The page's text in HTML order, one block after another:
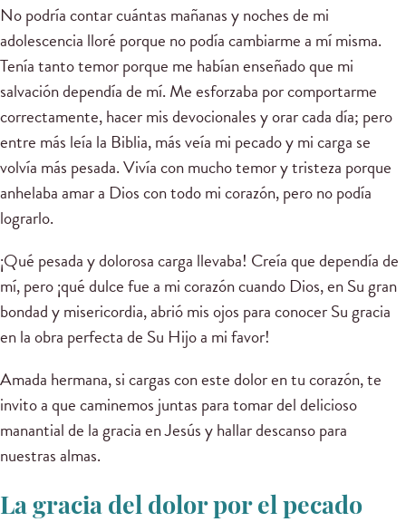
No podría contar cuántas mañanas y noches de mi
adolescencia lloré porque no podía cambiarme a mí misma.
Tenía tanto temor porque me habían enseñado que mi
salvación dependía de mí. Me esforzaba por comportarme
correctamente, hacer mis devocionales y orar cada día; pero
entre más leía la Biblia, más veía mi pecado y mi carga se
volvía más pesada. Vivía con mucho temor y tristeza porque
anhelaba amar a Dios con todo mi corazón, pero no podía
lograrlo.
¡Qué pesada y dolorosa carga llevaba! Creía que dependía de
mí, pero ¡qué dulce fue a mi corazón cuando Dios, en Su gran
bondad y misericordia, abrió mis ojos para conocer Su gracia
en la obra perfecta de Su Hijo a mi favor!
Amada hermana, si cargas con este dolor en tu corazón, te
invito a que caminemos juntas para tomar del delicioso
manantial de la gracia en Jesús y hallar descanso para
nuestras almas.
La gracia del dolor por el pecado